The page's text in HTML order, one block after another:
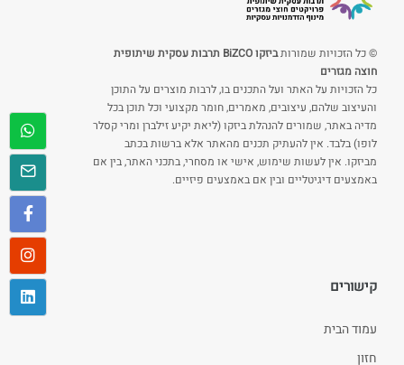
© כל הזכויות שמורות
ביזקו BiZCO תרבות עסקית שיתופית
חוצה מגזרים
כל הזכויות על האתר ועל התכנים בו, לרבות מוצרים על התוכן
והעיצוב שלהם, עיצובים, מאמרים, חומר מקצועי וכל תוכן בכל
מדיה באתר, שמורים להנהלת ביזקו (ליאת יקיע זילברן ומרי קסלר
לופו) בלבד. אין להעתיק תכנים מהאתר אלא ברשות בכתב
מביזקו. אין לעשות שימוש, אישי או מסחרי, בתכני האתר, בין אם
באמצעים דיגיטליים ובין אם באמצעים פיזיים.
קישורים
עמוד הבית
חזון